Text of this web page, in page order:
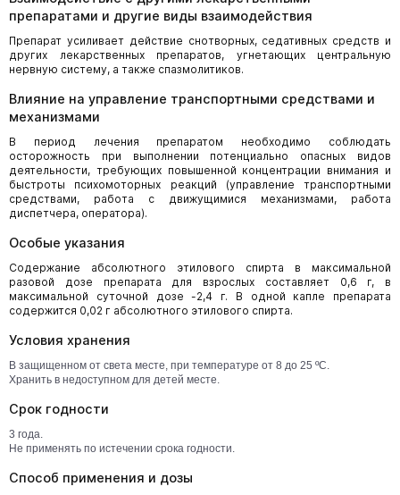
препаратами и другие виды взаимодействия
Препарат усиливает действие снотворных, седативных средств и
других лекарственных препаратов, угнетающих центральную
нервную систему, а также спазмолитиков.
Влияние на управление транспортными средствами и
механизмами
В период лечения препаратом необходимо соблюдать
осторожность при выполнении потенциально опасных видов
деятельности, требующих повышенной концентрации внимания и
быстроты психомоторных реакций (управление транспортными
средствами, работа с движущимися механизмами, работа
диспетчера, оператора).
Особые указания
Содержание абсолютного этилового спирта в максимальной
разовой дозе препарата для взрослых составляет 0,6 г, в
максимальной суточной дозе -2,4 г. В одной капле препарата
содержится 0,02 г абсолютного этилового спирта.
Условия хранения
В защищенном от света месте, при температуре от 8 до 25 ºС.
Хранить в недоступном для детей месте.
Срок годности
3 года.
Не применять по истечении срока годности.
Способ применения и дозы